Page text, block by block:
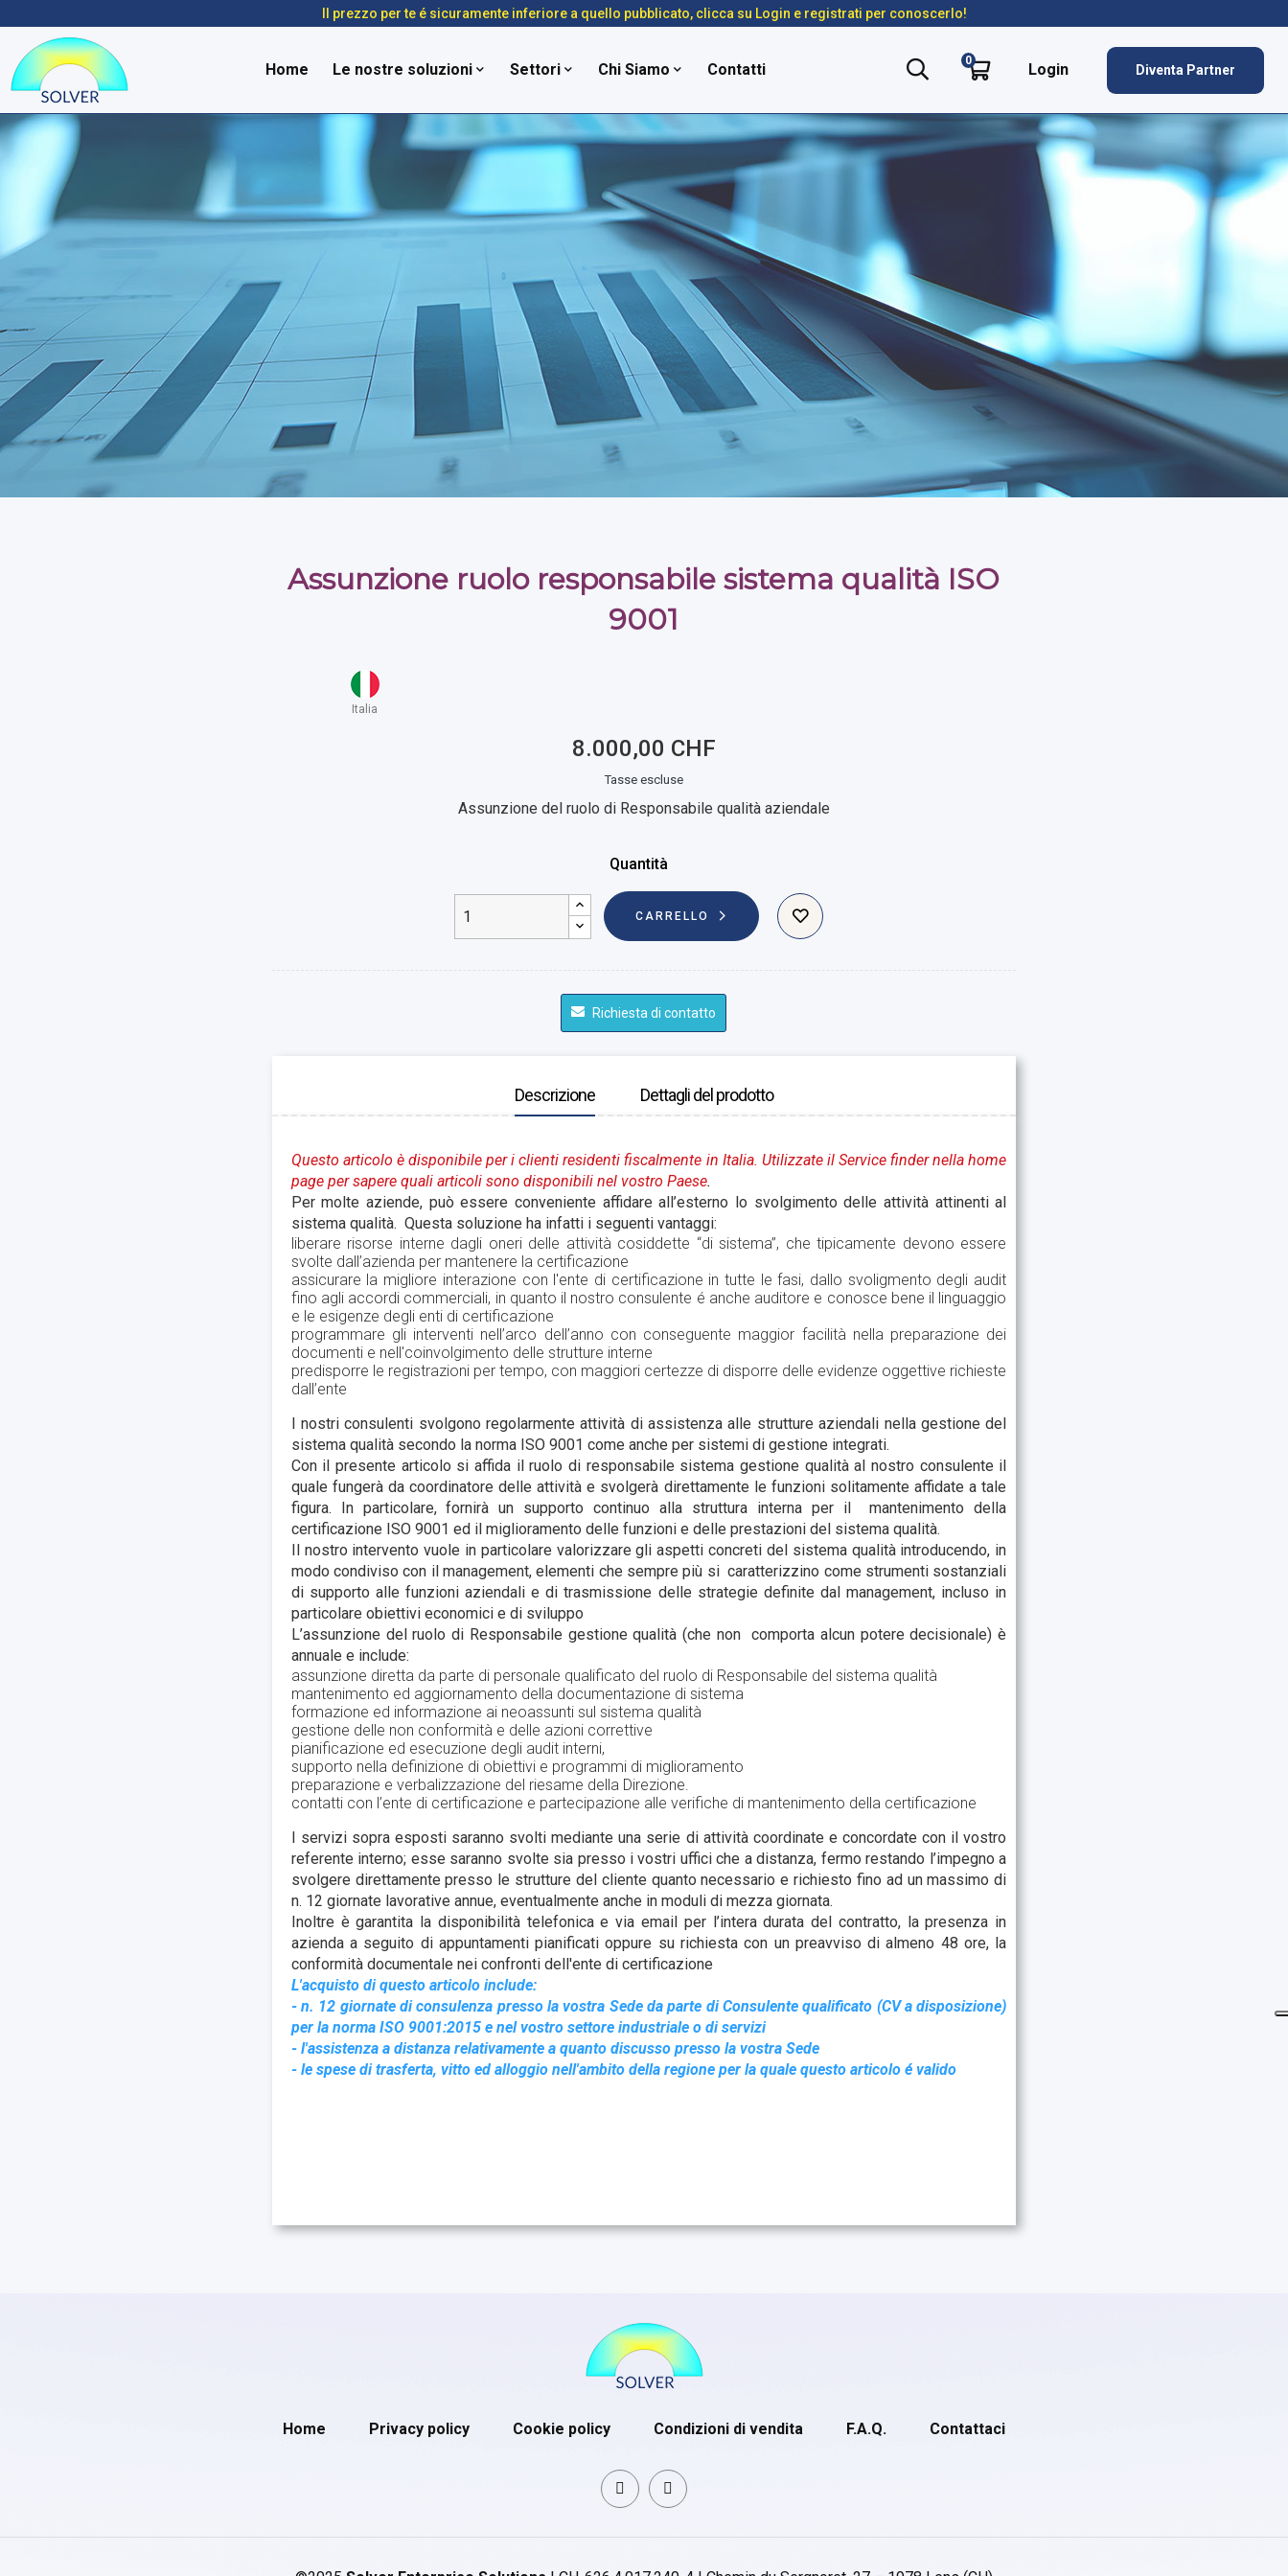
Il prezzo per te é sicuramente inferiore a quello pubblicato, clicca su Login e registrati per conoscerlo!
Home Le nostre soluzioni Settori Chi Siamo Contatti 0 Login Diventa Partner
Assunzione ruolo responsabile sistema qualità ISO
9001
Italia
8.000,00 CHF
Tasse escluse
Assunzione del ruolo di Responsabile qualità aziendale
Quantità
CARRELLO
Richiesta di contatto
Descrizione Dettagli del prodotto
Questo articolo è disponibile per i clienti residenti fiscalmente in Italia. Utilizzate il Service finder nella home
page per sapere quali articoli sono disponibili nel vostro Paese.
Per molte aziende, può essere conveniente affidare all’esterno lo svolgimento delle attività attinenti al
sistema qualità. Questa soluzione ha infatti i seguenti vantaggi:
liberare risorse interne dagli oneri delle attività cosiddette “di sistema”, che tipicamente devono essere
svolte dall’azienda per mantenere la certificazione
assicurare la migliore interazione con l'ente di certificazione in tutte le fasi, dallo svoligmento degli audit
fino agli accordi commerciali, in quanto il nostro consulente é anche auditore e conosce bene il linguaggio
e le esigenze degli enti di certificazione
programmare gli interventi nell’arco dell’anno con conseguente maggior facilità nella preparazione dei
documenti e nell'coinvolgimento delle strutture interne
predisporre le registrazioni per tempo, con maggiori certezze di disporre delle evidenze oggettive richieste
dall’ente
I nostri consulenti svolgono regolarmente attività di assistenza alle strutture aziendali nella gestione del
sistema qualità secondo la norma ISO 9001 come anche per sistemi di gestione integrati.
Con il presente articolo si affida il ruolo di responsabile sistema gestione qualità al nostro consulente il
quale fungerà da coordinatore delle attività e svolgerà direttamente le funzioni solitamente affidate a tale
figura. In particolare, fornirà un supporto continuo alla struttura interna per il
mantenimento della
certificazione ISO 9001 ed il miglioramento delle funzioni e delle prestazioni del sistema qualità.
Il nostro intervento vuole in particolare valorizzare gli aspetti concreti del sistema qualità introducendo, in
modo condiviso con il management, elementi che sempre più si caratterizzino come strumenti sostanziali
di supporto alle funzioni aziendali e di trasmissione delle strategie definite dal management, incluso in
particolare obiettivi economici e di sviluppo
L’assunzione del ruolo di Responsabile gestione qualità (che non
comporta alcun potere decisionale) è
annuale e include:
assunzione diretta da parte di personale qualificato del ruolo di Responsabile del sistema qualità
mantenimento ed aggiornamento della documentazione di sistema
formazione ed informazione ai neoassunti sul sistema qualità
gestione delle non conformità e delle azioni correttive
pianificazione ed esecuzione degli audit interni,
supporto nella definizione di obiettivi e programmi di miglioramento
preparazione e verbalizzazione del riesame della Direzione.
contatti con l’ente di certificazione e partecipazione alle verifiche di mantenimento della certificazione
I servizi sopra esposti saranno svolti mediante una serie di attività coordinate e concordate con il vostro
referente interno; esse saranno svolte sia presso i vostri uffici che a distanza, fermo restando l’impegno a
svolgere direttamente presso le strutture del cliente quanto necessario e richiesto fino ad un massimo di
n. 12 giornate lavorative annue, eventualmente anche in moduli di mezza giornata.
Inoltre è garantita la disponibilità telefonica e via email per l’intera durata del contratto, la presenza in
azienda a seguito di appuntamenti pianificati oppure su richiesta con un preavviso di almeno 48 ore, la
conformità documentale nei confronti dell'ente di certificazione
L'acquisto di questo articolo include:
- n. 12 giornate di consulenza presso la vostra Sede da parte di Consulente qualificato (CV a disposizione)
per la norma ISO 9001:2015 e nel vostro settore industriale o di servizi
- l'assistenza a distanza relativamente a quanto discusso presso la vostra Sede
- le spese di trasferta, vitto ed alloggio nell'ambito della regione per la quale questo articolo é valido
Home Privacy policy Cookie policy Condizioni di vendita F.A.Q. Contattaci